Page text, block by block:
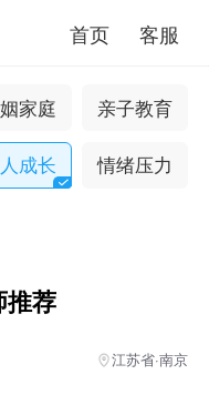
首页 客服
家庭 亲子教育
成长 情绪压力
推荐
江苏省·南京